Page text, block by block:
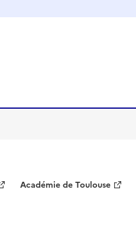
Académie de Toulouse